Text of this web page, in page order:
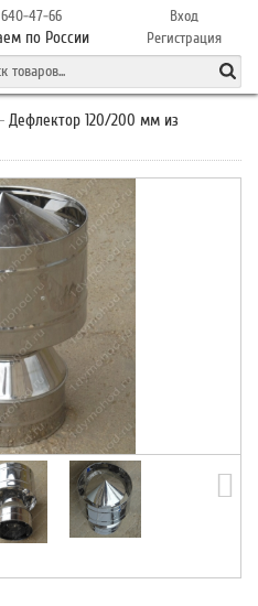
47-66
по России
Вход
Регистрация
- Дефлектор 120/200 мм из